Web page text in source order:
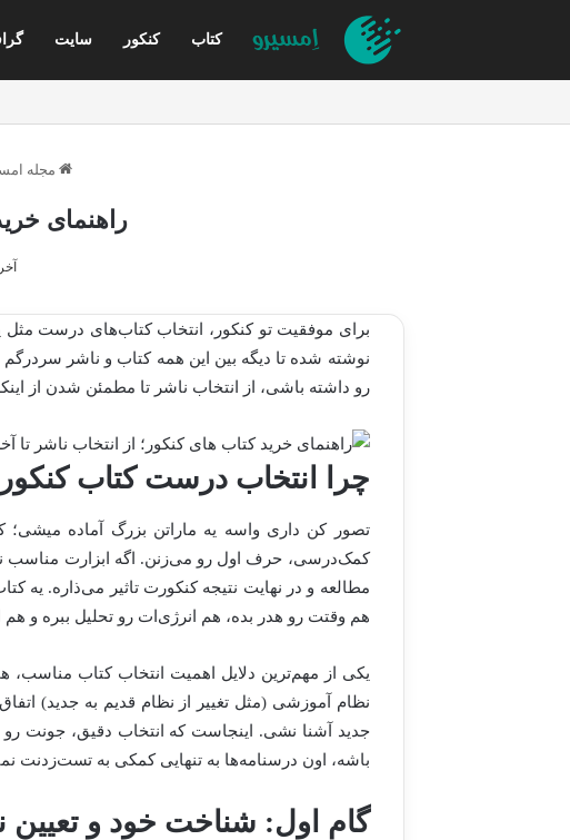
کتاب کنکور سایت
مجله
راهنمای
برای موفقیت تو کنکور، انتخاب کتاب‌های درست مثل
نوشته شده تا دیگه بین این همه کتاب و ناشر
رو داشته باشی، از انتخاب ناشر تا مطمئن شدن از
چرا انتخاب درست کتاب
تصور کن داری واسه یه ماراتن بزرگ آماده میشی؛
کمک‌درسی، حرف اول رو می‌زنن. اگه ابزارت مناسب
مطالعه و در نهایت نتیجه کنکورت تاثیر می‌ذاره.
هم وقتت رو هدر بده، هم انرژی‌ات رو تحلیل ببره و هم
یکی از مهم‌ترین دلایل اهمیت انتخاب کتاب مناسب،
نظام آموزشی (مثل تغییر از نظام قدیم به جدید)
جدید آشنا نشی. اینجاست که انتخاب دقیق، جونت رو
باشه، اون درسنامه‌ها به تنهایی کمکی به تست‌زدنت
گام اول: شناخت خود و تعیین